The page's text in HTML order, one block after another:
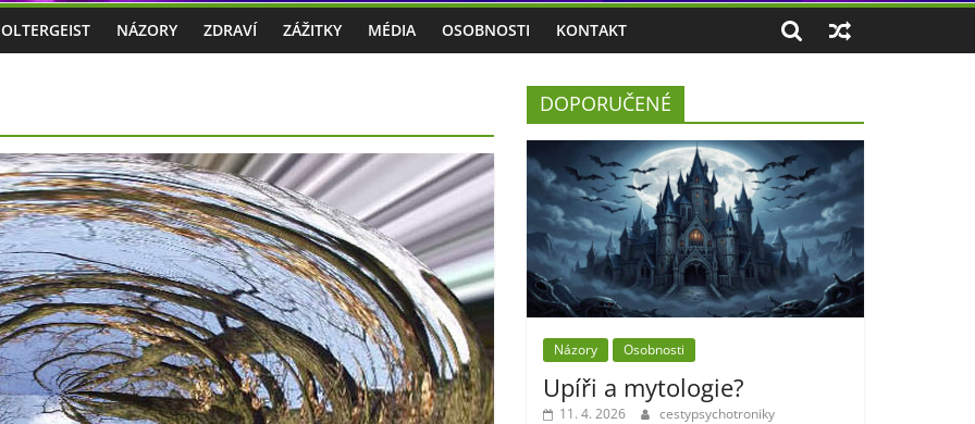
NÁZORY ZDRAVÍ ZÁŽITKY MÉDIA OSOBNOSTI KONTAKT
DOPORUČENÉ
Názory Osobnosti
Upíři a mytologie?
11. 4. 2026 cestypsychotroniky